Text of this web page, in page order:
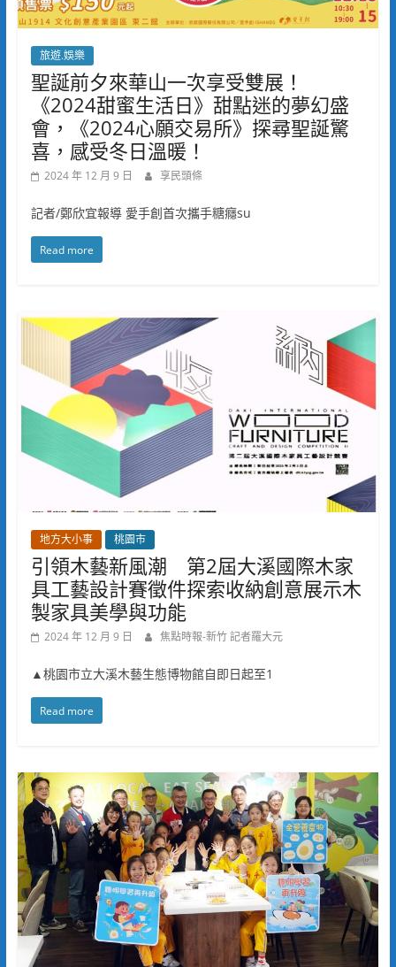
旅遊.娛樂
聖誕前夕來華山一次享受雙展！
《2024甜蜜生活日》甜點迷的夢幻盛
會，《2024心願交易所》探尋聖誕驚
喜，感受冬日溫暖！
2024 年 12 月 9 日 享民頭條
記者/鄭欣宜報導 愛手創首次攜手糖癮su
Read more
地方大小事 桃園市
引領木藝新風潮 第2屆大溪國際木家
具工藝設計賽徵件探索收納創意展示木
製家具美學與功能
2024 年 12 月 9 日 焦點時報-新竹 記者羅大元
▲桃園市立大溪木藝生態博物館自即日起至1
Read more